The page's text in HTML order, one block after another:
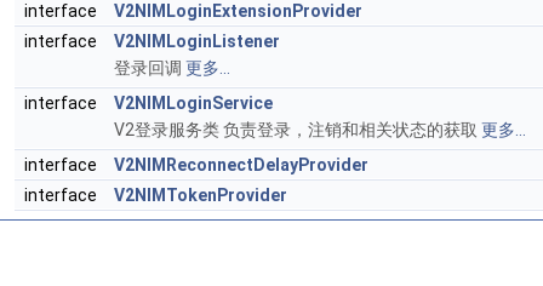
interface
V2NIMLoginExtensionProvider
interface
V2NIMLoginListener
登录回调 更多...
interface
V2NIMLoginService
V2登录服务类 负责登录，注销和相关状态的获取 更多...
interface
V2NIMReconnectDelayProvider
interface
V2NIMTokenProvider